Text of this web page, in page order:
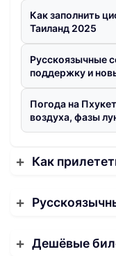
Как заполнить
Таиланд 2025
Русскоязычные
поддержку и
Погода на
воздуха, фазы
Как
Дешёвые